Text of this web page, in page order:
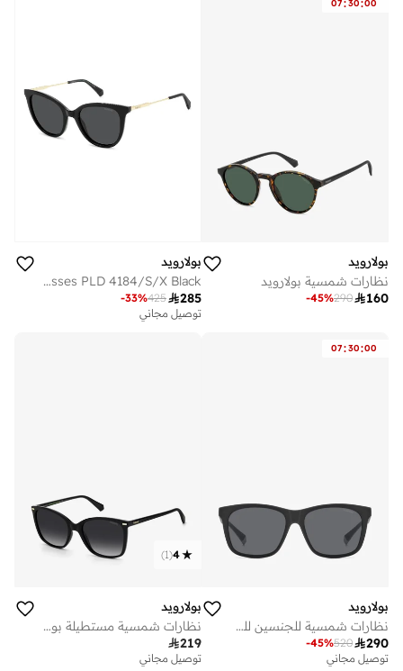
07:30:00
بولارويد
نظارات شمسية بولارويد
160
290
-45%
بولارويد
POLAROID Sunglasses PLD 4184/S/X Black
285
425
-33%
توصيل مجاني
07:30:00
بولارويد
نظارات شمسية للجنسين للحماية من الأشعة فوق البنفسجية، أسود مطفي رمادي، مقاس العدسة مم
290
520
-45%
توصيل مجاني
4
(
1
)
بولارويد
نظارات شمسية مستطيلة بولارويد
219
توصيل مجاني